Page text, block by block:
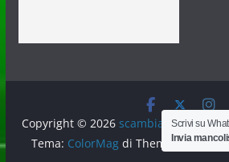
Copyright © 2026scambiafigurine.it.
Tema: ColorMagdi ThemeGrill.
Scrivi su
Invia